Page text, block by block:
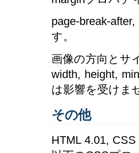
page-break-
す。
画像の方向とサ
width, height,
は影響を受けま
その他
HTML 4.01,